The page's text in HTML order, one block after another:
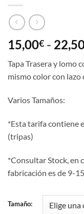
15,00€ -
Tapa Trasera y lomo
mismo color con lazo
Varios Tamaños:
*Esta tarifa contiene
(tripas)
*Consultar Stock, en
fabricación es de 9-
Tamaño: